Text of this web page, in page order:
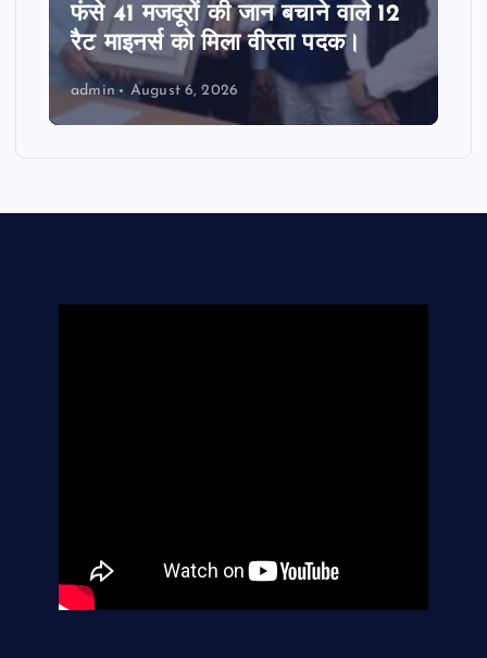
फंसे 41 मजदूरों की जान बचाने वाले 12
रैट माइनर्स को मिला वीरता पदक।
admin August 6, 2026